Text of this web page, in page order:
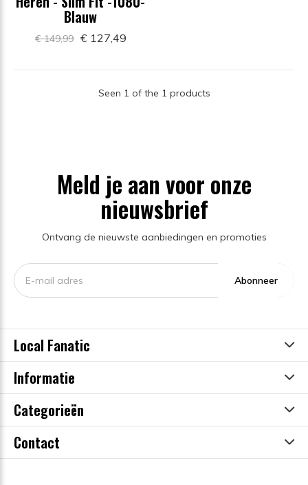
Blauw
€ 149,99 € 127,49
Seen 1 of the 1 products
Meld je aan voor onze
nieuwsbrief
Ontvang de nieuwste aanbiedingen en promoties
Abonneer
Local Fanatic
Informatie
Categorieën
Contact